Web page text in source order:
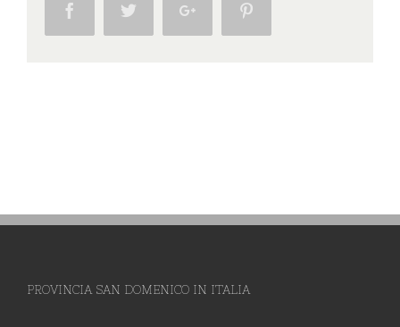
Facebook Twitter Google+
PROVINCIA SAN DOMENICO IN ITALIA